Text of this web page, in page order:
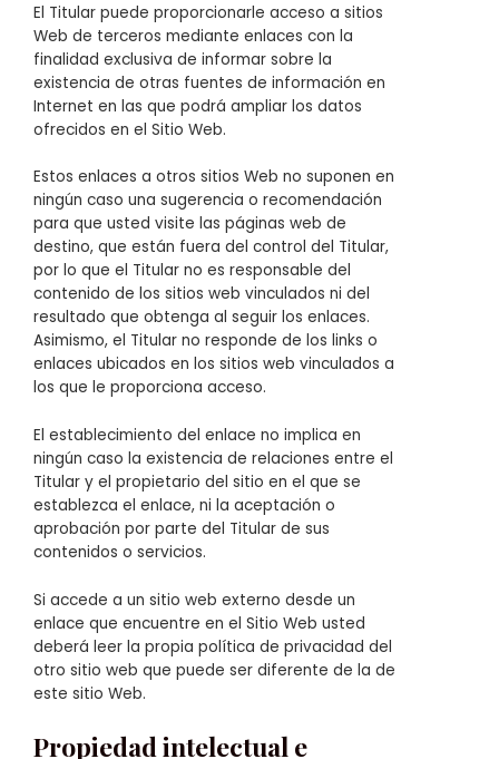
El Titular puede proporcionarle acceso a sitios
Web de terceros mediante enlaces con la
finalidad exclusiva de informar sobre la
existencia de otras fuentes de información en
Internet en las que podrá ampliar los datos
ofrecidos en el Sitio Web.
Estos enlaces a otros sitios Web no suponen en
ningún caso una sugerencia o recomendación
para que usted visite las páginas web de
destino, que están fuera del control del Titular,
por lo que el Titular no es responsable del
contenido de los sitios web vinculados ni del
resultado que obtenga al seguir los enlaces.
Asimismo, el Titular no responde de los links o
enlaces ubicados en los sitios web vinculados a
los que le proporciona acceso.
El establecimiento del enlace no implica en
ningún caso la existencia de relaciones entre el
Titular y el propietario del sitio en el que se
establezca el enlace, ni la aceptación o
aprobación por parte del Titular de sus
contenidos o servicios.
Si accede a un sitio web externo desde un
enlace que encuentre en el Sitio Web usted
deberá leer la propia política de privacidad del
otro sitio web que puede ser diferente de la de
este sitio Web.
Propiedad intelectual e